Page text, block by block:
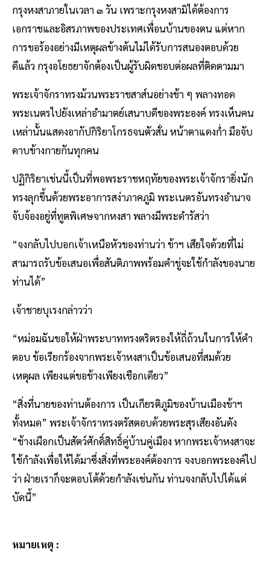
กรุงหงสาภายในเวลา ๓ วัน เพราะกรุงหงสามิได้ต้องการ
เอกราชและอิสรภาพของประเทศเพื่อนบ้านของตน แต่หาก
การขอร้องอย่างมีเหตุผลข้างต้นไม่ได้รับการสนองตอบด้วย
ดีแล้ว กรุงอโยธยาจักต้องเป็นผู้รับผิดชอบต่อผลที่ติดตามมา
พระเจ้าจักราทรงม้วนพระราชสาส์นอย่างช้า ๆ พลางทอด
พระเนตรไปยังเหล่าอำมาตย์เสนาบดีของพระองค์ ทรงเห็นคน
เหล่านั้นแสดงอากัปกิริยาโกรธจนตัวสั่น หน้าตาแดงก่ำ มือจับ
ดาบข้างกายกันทุกคน
ปฏิกิริยาเช่นนี้เป็นที่พอพระราชหฤทัยของพระเจ้าจักรายิ่งนัก
ทรงลุกขึ้นด้วยพระอาการสง่าภาคภูมิ พระเนตรอันทรงอำนาจ
จับจ้องอยู่ที่ทูตพิเศษจากหงสา พลางมีพระดำรัสว่า
“จงกลับไปบอกเจ้าเหนือหัวของท่านว่า ข้าฯ เสียใจด้วยที่ไม่
สามารถรับข้อเสนอเพื่อสันติภาพพร้อมคำขู่จะใช้กำลังของนาย
ท่านได้”
เจ้าชายบุเรงกล่าวว่า
“หม่อมฉันขอให้ฝ่าพระบาททรงตริตรองให้ถี่ถ้วนในการให้คำ
ตอบ ข้อเรียกร้องจากพระเจ้าหงสาเป็นข้อเสนอที่สมด้วย
เหตุผล เพียงแต่ขอช้างเพียงเชือกเดียว”
“สิ่งที่นายของท่านต้องการ เป็นเกียรติภูมิของบ้านเมืองข้าฯ
ทั้งหมด” พระเจ้าจักราทรงตรัสตอบด้วยพระสุรเสียงอันดัง
“ช้างเผือกเป็นสัตว์ศักดิ์สิทธิ์คู่บ้านคู่เมือง หากพระเจ้าหงสาจะ
ใช้กำลังเพื่อให้ได้มาซึ่งสิ่งที่พระองค์ต้องการ จงบอกพระองค์ไป
ว่า ฝ่ายเราก็จะตอบโต้ด้วยกำลังเช่นกัน ท่านจงกลับไปได้แต่
บัดนี้”
หมายเหตุ :